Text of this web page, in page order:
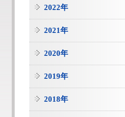
2022年
2021年
2020年
2019年
2018年